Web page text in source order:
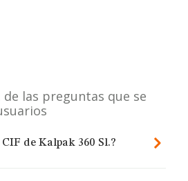
de las preguntas que se
CIF de Kalpak 360 Sl.?